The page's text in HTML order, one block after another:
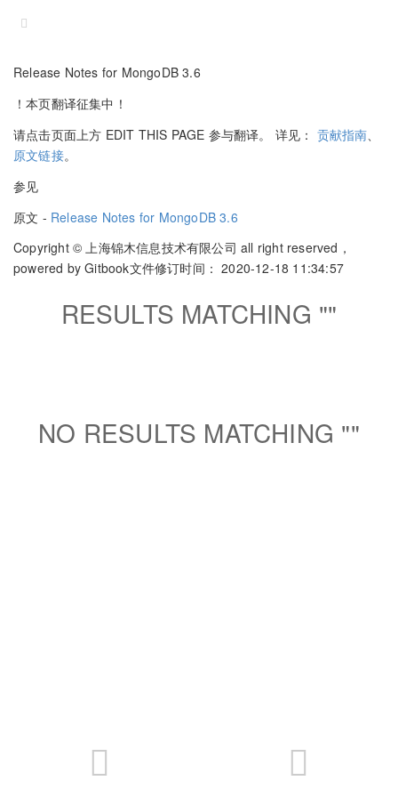
Release Notes for MongoDB 3.6
！本页翻译征集中！
请点击页面上方 EDIT THIS PAGE 参与翻译。 详见： 贡献指南
原文链接。
参见
原文 - Release Notes for MongoDB 3.6
Copyright © 上海锦木信息技术有限公司 all right reserved，
powered by Gitbook文件修订时间： 2020-12-18 11:34:57
RESULTS MATCHING ""
NO RESULTS MATCHING ""